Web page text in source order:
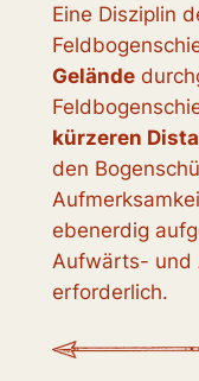
Eine Disziplin
Gelände
kürzeren
den
ebenerdig
Aufwärts- und
erforderlich.